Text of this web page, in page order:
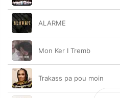
ALARME
Mon Ker I Tremb
Trakass pa pou moin